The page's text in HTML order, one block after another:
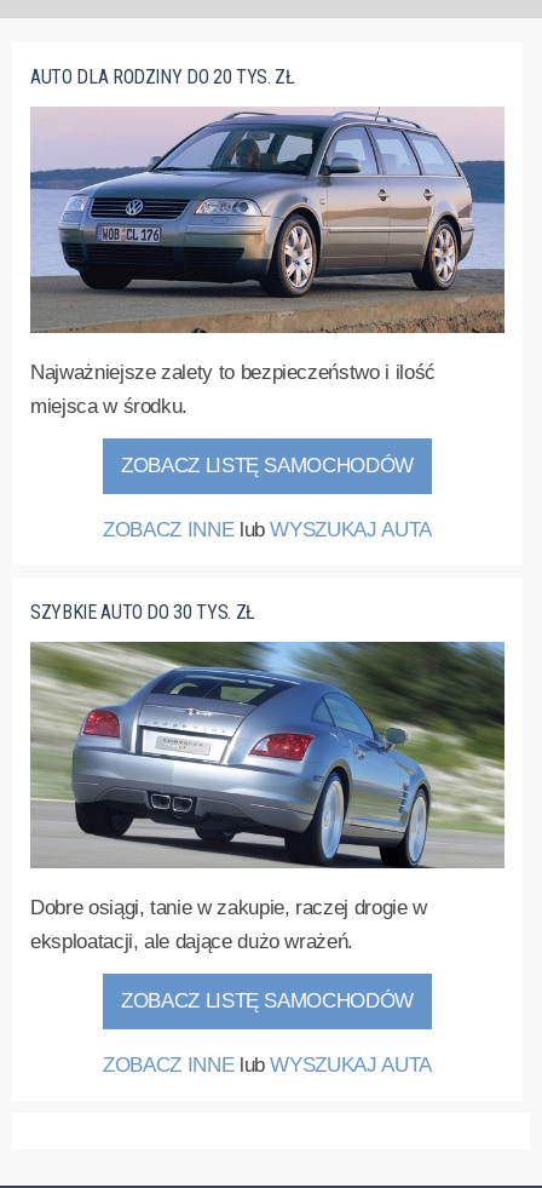
AUTO DLA RODZINY DO 20 TYS. ZŁ
Najważniejsze zalety to bezpieczeństwo i ilość
miejsca w środku.
ZOBACZ LISTĘ SAMOCHODÓW
ZOBACZ INNElubWYSZUKAJ AUTA
SZYBKIE AUTO DO 30 TYS. ZŁ
Dobre osiągi, tanie w zakupie, raczej drogie w
eksploatacji, ale dające dużo wrażeń.
ZOBACZ LISTĘ SAMOCHODÓW
ZOBACZ INNElubWYSZUKAJ AUTA